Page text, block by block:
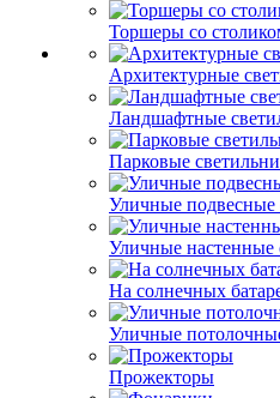
Торшеры со
Архитектурные
Ландшафтные
Парковые
Уличные подвесные
Уличные настенные
На солнечных
Уличные
Прожекторы